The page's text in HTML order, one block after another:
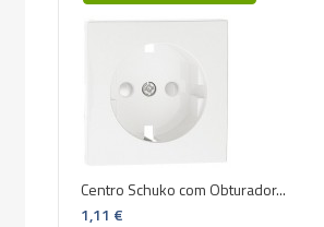
Centro Schuko com Obturador...
1,11 €